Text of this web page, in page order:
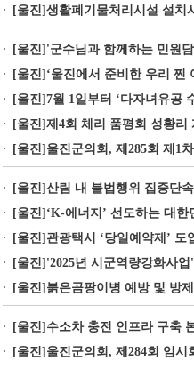
[울진]생활폐기물처리시설 설치
[울진]'군수님과 함께하는 민원
[울진]‘울진에서 준비한 우리 찐
[울진]7월 1일부터 ‘다자녀유공
[울진]제4회 체리 품평회 성황
[울진]울진군의회, 제285회 제1
[울진]산림 내 불법행위 집중단속
[울진]‘K-에너지’ 선도하는 대한
[울진]관광택시 ‘당일예약제’
[울진]'2025년 시군역량강화사
[울진]붉은곰팡이병 예방 및 방
[울진]수소차 충전 인프라 구축
[울진]울진군의회, 제284회 임시